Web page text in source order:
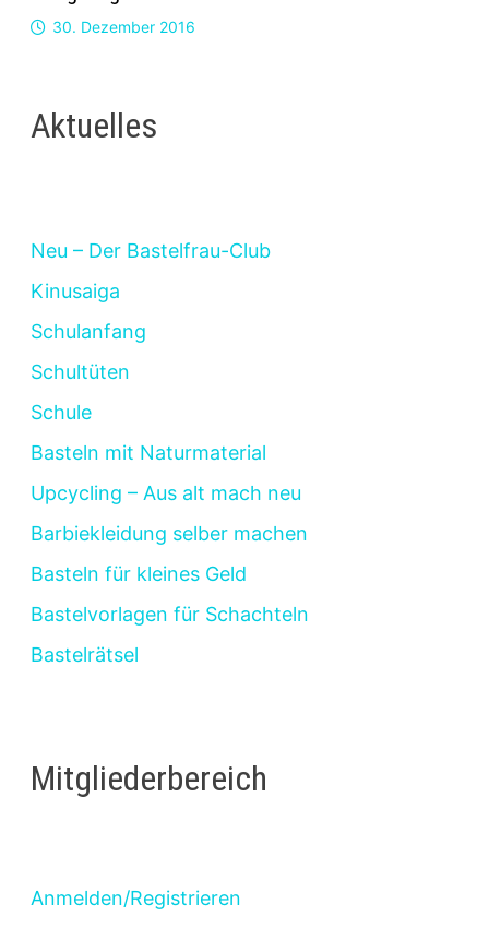
30. Dezember 2016
Aktuelles
Neu – Der Bastelfrau-Club
Kinusaiga
Schulanfang
Schultüten
Schule
Basteln mit Naturmaterial
Upcycling – Aus alt mach neu
Barbiekleidung selber machen
Basteln für kleines Geld
Bastelvorlagen für Schachteln
Bastelrätsel
Mitgliederbereich
Anmelden/Registrieren